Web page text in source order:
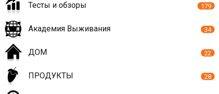
Тесты и обзоры 179
Академия Выживания 34
ДОМ 22
ПРОДУКТЫ 28